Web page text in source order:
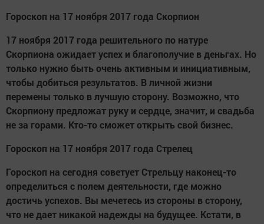
Гороскоп на 17 ноября 2017 года Скорпион
17 ноября 2017 года решительного по натуре
Скорпиона ожидает успех и благополучие в деньгах. Но
только нужно быть очень активным и инициативным,
чтобы добиться результатов. В личной жизни
перемены только в лучшую сторону. Возможно, что
Скорпиону предложат руку и сердце, значит, и свадьба
не за горами. Кто-то сможет открыть свой бизнес.
Гороскоп на 17 ноября 2017 года Стрелец
Гороскоп на сегодня советует Стрельцу наконец-то
определиться с полем деятельности, где можно
достичь успехов. Вы мечетесь из стороны в сторону,
что не дает никакой надежды на будущее. Кстати, в